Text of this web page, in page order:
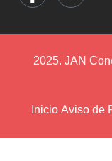
2025. JAN
Inicio Aviso de